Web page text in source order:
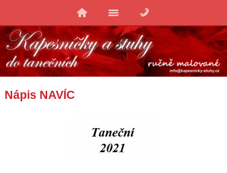
Nápis NAVÍC